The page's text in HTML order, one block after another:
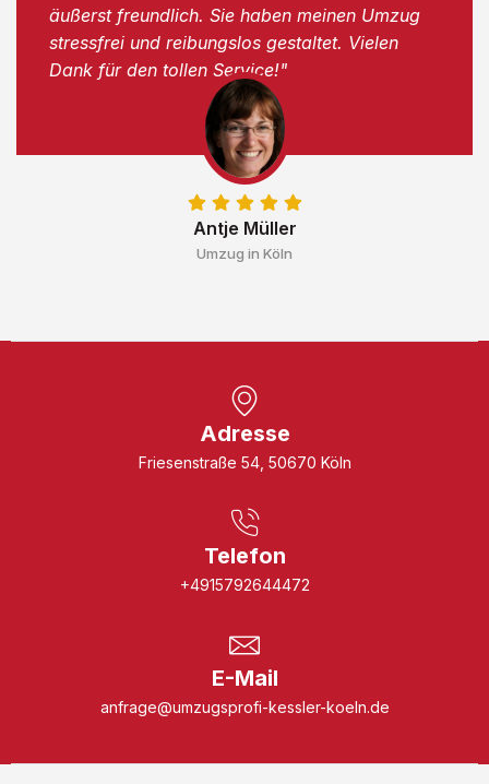
Antje Müller
Umzug in Köln
äußerst freundlich. Sie haben meinen Umzug
stressfrei und reibungslos gestaltet. Vielen
Dank für den tollen Service!"
Adresse
Friesenstraße 54, 50670 Köln
Telefon
+4915792644472
E-Mail
anfrage@umzugsprofi-kessler-koeln.de